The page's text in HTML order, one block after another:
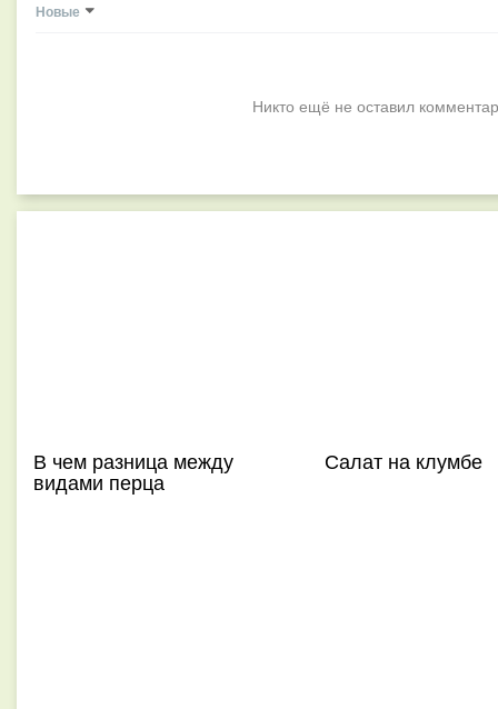
Новые
Никто ещё не оставил
В чем разница между
видами перца
Салат на клумбе